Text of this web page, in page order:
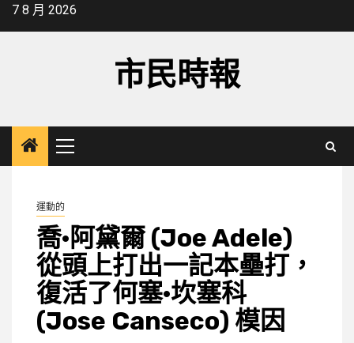
Skip7 8 月 2026
市民時報
Primary
Menu
運動的
喬·阿黛爾 (Joe Adele)
從頭上打出一記本壘打，
復活了何塞·坎塞科
(Jose Canseco) 模因